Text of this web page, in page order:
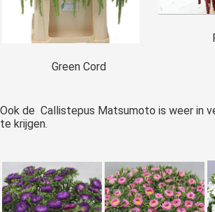
Green Cord
Ook de Callistepus Matsumoto is weer in
te krijgen.